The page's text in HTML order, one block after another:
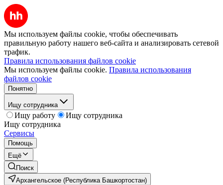
Мы используем файлы cookie, чтобы обеспечивать
правильную работу нашего веб-сайта и анализировать сетевой
трафик.
Правила использования файлов cookie
Мы используем файлы cookie. Правила использования
файлов cookie
Понятно
Ищу сотрудника
Ищу работу
Ищу сотрудника
Ищу сотрудника
Сервисы
Помощь
Ещё
Поиск
Архангельское (Республика Башкортостан)